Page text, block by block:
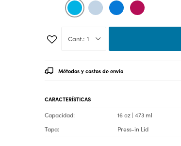
1
Métodos y costos de envío
CARACTERÍSTICAS
Capacidad
16 oz | 473 ml
Tapa
Press-in Lid